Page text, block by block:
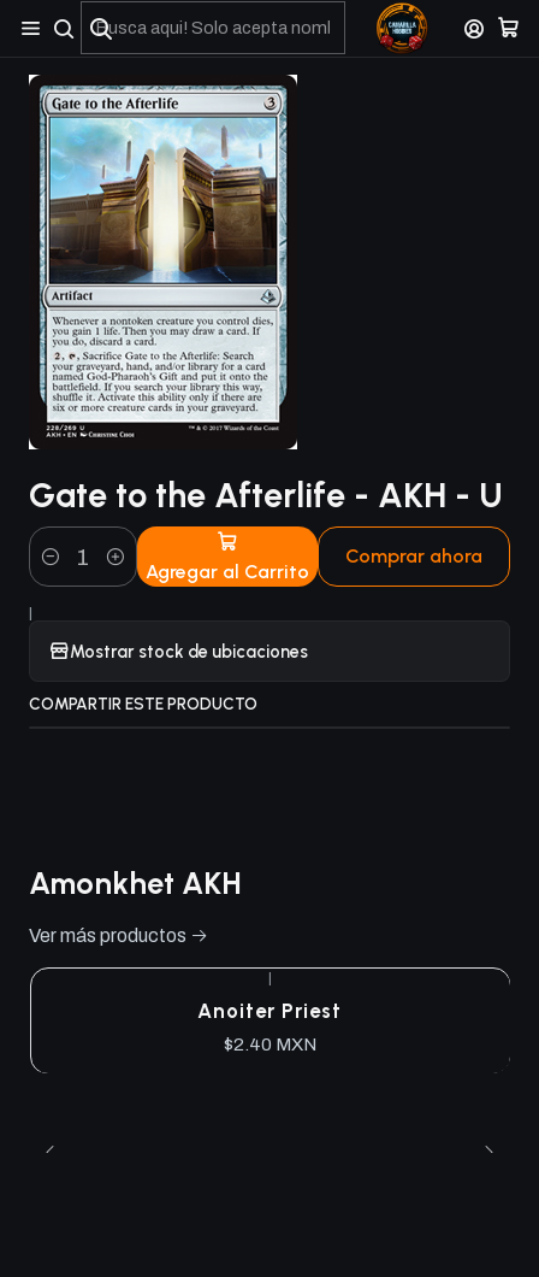
No olviden reportar sus depositos y transferencias por Whatsapp
Gate to the Afterlife - AKH - U
Cantidad Agregar al Carrito
Comprar ahora
|
Mostrar stock de ubicaciones
COMPARTIR ESTE PRODUCTO
Amonkhet AKH
Ver más productos
Anoiter Priest
$2.40 MXN